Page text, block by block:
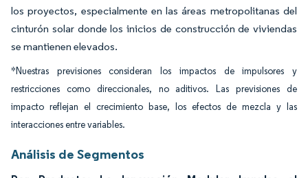
los proyectos, especialmente en las áreas metropolitanas del
cinturón solar donde los inicios de construcción de viviendas
se mantienen elevados.
*Nuestras previsiones consideran los impactos de impulsores y
restricciones como direccionales, no aditivos. Las previsiones de
impacto reflejan el crecimiento base, los efectos de mezcla y las
interacciones entre variables.
Análisis de Segmentos